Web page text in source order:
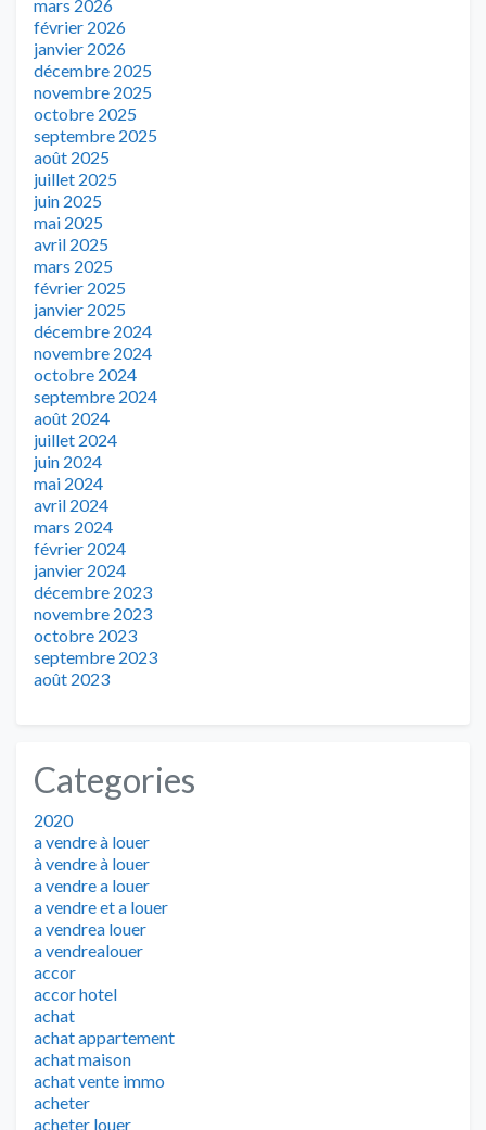
mars 2026
février 2026
janvier 2026
décembre 2025
novembre 2025
octobre 2025
septembre 2025
août 2025
juillet 2025
juin 2025
mai 2025
avril 2025
mars 2025
février 2025
janvier 2025
décembre 2024
novembre 2024
octobre 2024
septembre 2024
août 2024
juillet 2024
juin 2024
mai 2024
avril 2024
mars 2024
février 2024
janvier 2024
décembre 2023
novembre 2023
octobre 2023
septembre 2023
août 2023
Categories
2020
a vendre à louer
à vendre à louer
a vendre a louer
a vendre et a louer
a vendrea louer
a vendrealouer
accor
accor hotel
achat
achat appartement
achat maison
achat vente immo
acheter
acheter louer